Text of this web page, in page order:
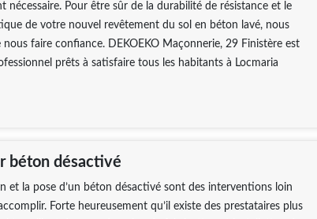
nécessaire. Pour être sûr de la durabilité de résistance et le
de votre nouvel revêtement du sol en béton lavé, nous
nous faire confiance. DEKOEKO Maçonnerie, 29 Finistère est
prêts à satisfaire tous les habitants à Locmaria
béton désactivé
et la pose d’un béton désactivé sont des interventions loin
Forte heureusement qu’il existe des prestataires plus